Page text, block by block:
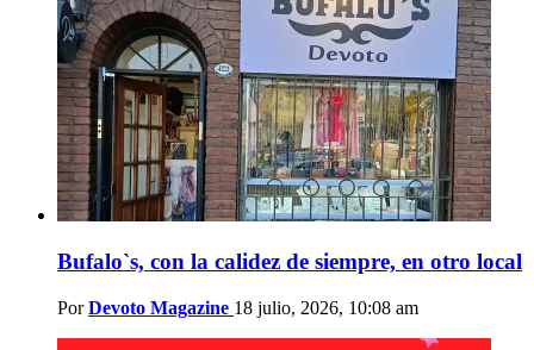
Bufalo`s, con la calidez de siempre, en otro local
Por Devoto Magazine 18 julio, 2026, 10:08 am